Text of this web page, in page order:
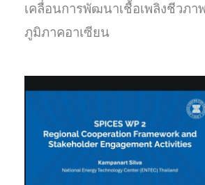
เคลื่อนการพัฒนาเชื้อเพลิงชีวภา
ภูมิภาคอาเซียน